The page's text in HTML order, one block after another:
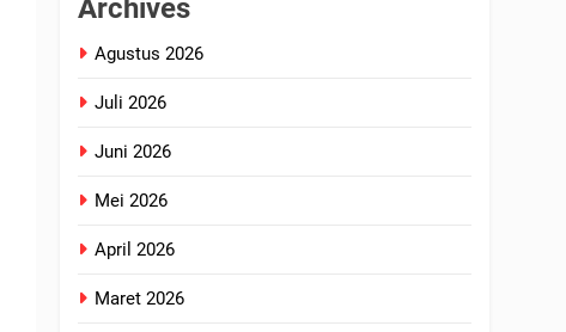
Archives
Agustus 2026
Juli 2026
Juni 2026
Mei 2026
April 2026
Maret 2026